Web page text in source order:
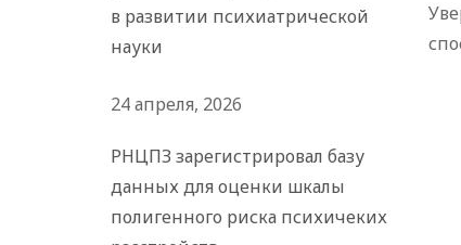
в развитии психиатрической
науки
24 апреля, 2026
РНЦПЗ зарегистрировал базу
данных для оценки шкалы
полигенного риска психичеких